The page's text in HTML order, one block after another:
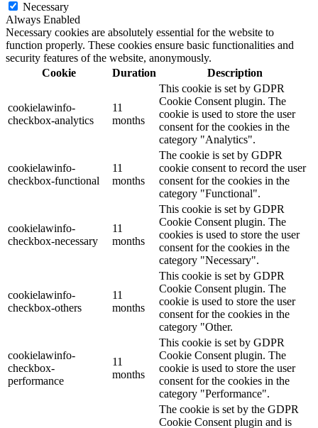
Necessary
Always Enabled
Necessary cookies are absolutely essential for the website to
function properly. These cookies ensure basic functionalities and
security features of the website, anonymously.
Cookie
Duration Description
cookielawinfo-
checkbox-analytics
11
months
This cookie is set by GDPR
Cookie Consent plugin. The
cookie is used to store the user
consent for the cookies in the
category "Analytics".
cookielawinfo-
checkbox-functional
11
months
The cookie is set by GDPR
cookie consent to record the user
consent for the cookies in the
category "Functional".
cookielawinfo-
checkbox-necessary
11
months
This cookie is set by GDPR
Cookie Consent plugin. The
cookies is used to store the user
consent for the cookies in the
category "Necessary".
cookielawinfo-
checkbox-others
11
months
This cookie is set by GDPR
Cookie Consent plugin. The
cookie is used to store the user
consent for the cookies in the
category "Other.
cookielawinfo-
checkbox-
performance
11
months
This cookie is set by GDPR
Cookie Consent plugin. The
cookie is used to store the user
consent for the cookies in the
category "Performance".
The cookie is set by the GDPR
Cookie Consent plugin and is